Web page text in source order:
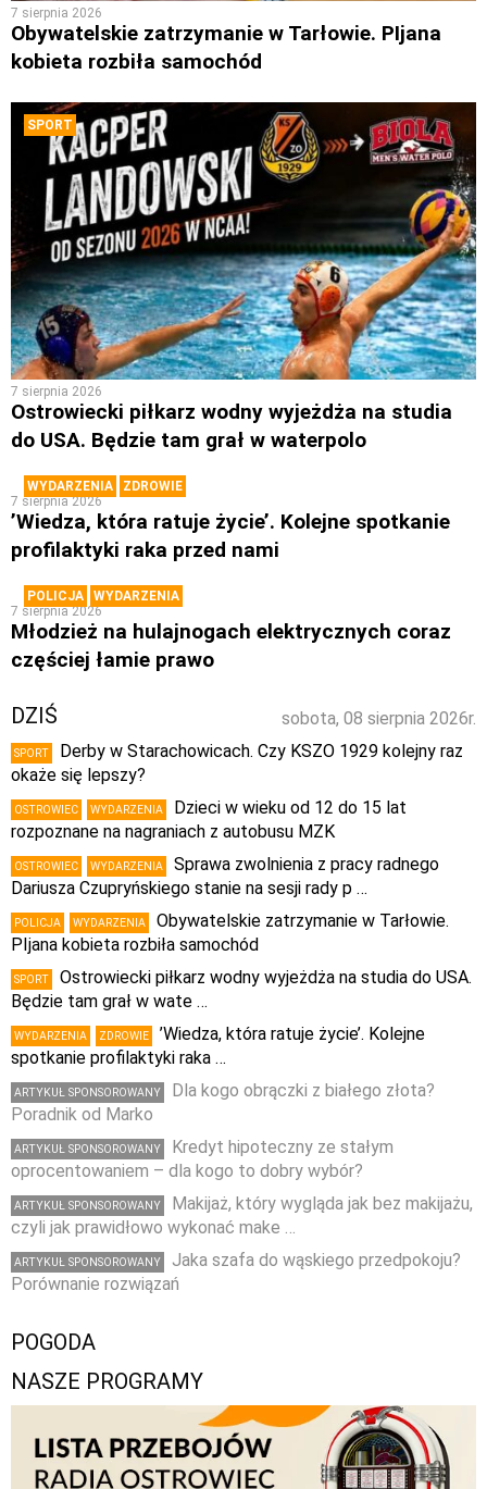
7 sierpnia 2026
Obywatelskie zatrzymanie w Tarłowie. PIjana
kobieta rozbiła samochód
SPORT
7 sierpnia 2026
Ostrowiecki piłkarz wodny wyjeżdża na studia
do USA. Będzie tam grał w waterpolo
WYDARZENIA
ZDROWIE
7 sierpnia 2026
’Wiedza, która ratuje życie’. Kolejne spotkanie
profilaktyki raka przed nami
POLICJA
WYDARZENIA
7 sierpnia 2026
Młodzież na hulajnogach elektrycznych coraz
częściej łamie prawo
sobota, 08 sierpnia 2026r.
DZIŚ
SPORT
Derby w Starachowicach. Czy KSZO 1929 kolejny raz
okaże się lepszy?
OSTROWIEC WYDARZENIA
Dzieci w wieku od 12 do 15 lat
rozpoznane na nagraniach z autobusu MZK
OSTROWIEC WYDARZENIA
Sprawa zwolnienia z pracy radnego
Dariusza Czupryńskiego stanie na sesji rady p …
POLICJA WYDARZENIA
Obywatelskie zatrzymanie w Tarłowie.
PIjana kobieta rozbiła samochód
SPORT
Ostrowiecki piłkarz wodny wyjeżdża na studia do USA.
Będzie tam grał w wate …
WYDARZENIA ZDROWIE
’Wiedza, która ratuje życie’. Kolejne
spotkanie profilaktyki raka …
ARTYKUŁ SPONSOROWANY
Dla kogo obrączki z białego złota?
Poradnik od Marko
ARTYKUŁ SPONSOROWANY
Kredyt hipoteczny ze stałym
oprocentowaniem – dla kogo to dobry wybór?
ARTYKUŁ SPONSOROWANY
Makijaż, który wygląda jak bez makijażu,
czyli jak prawidłowo wykonać make …
ARTYKUŁ SPONSOROWANY
Jaka szafa do wąskiego przedpokoju?
Porównanie rozwiązań
POGODA
NASZE PROGRAMY